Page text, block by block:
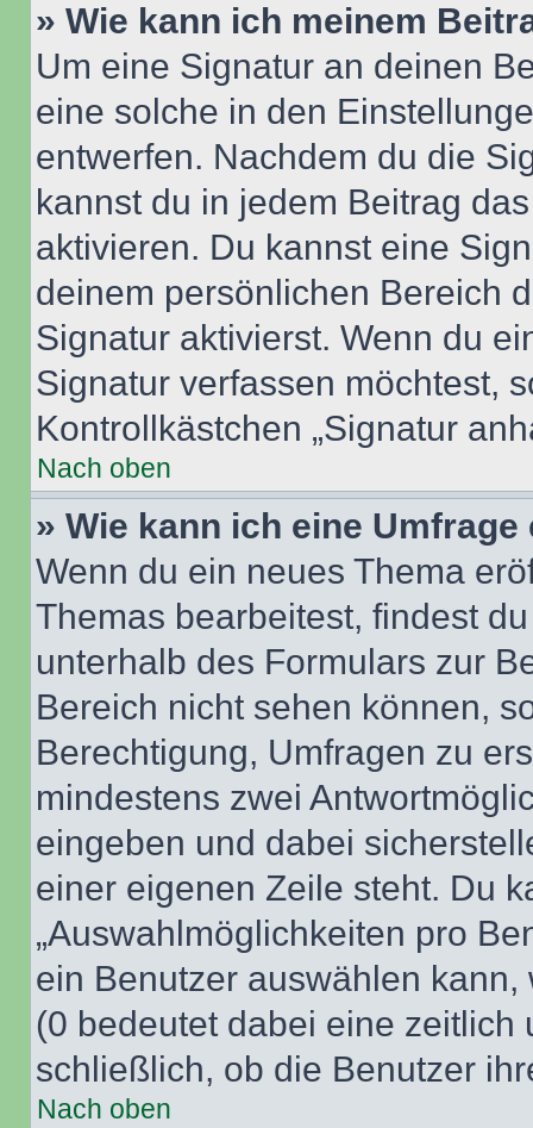
» Wie kann ich meinem
Um eine Signatur an deinen
eine solche in den
entwerfen. Nachdem du die
kannst du in jedem Beitrag
aktivieren. Du kannst eine
deinem persönlichen Bereich
Signatur aktivierst. Wenn du
Signatur verfassen möchtest,
Kontrollkästchen „Signatur
Nach oben
» Wie kann ich eine
Wenn du ein neues Thema
Themas bearbeitest, findest
unterhalb des Formulars zur
Bereich nicht sehen können,
Berechtigung, Umfragen zu
mindestens zwei
eingeben und dabei
einer eigenen Zeile steht. Du
„Auswahlmöglichkeiten pro
ein Benutzer auswählen
(0 bedeutet dabei eine
schließlich, ob die Benutzer
Nach oben